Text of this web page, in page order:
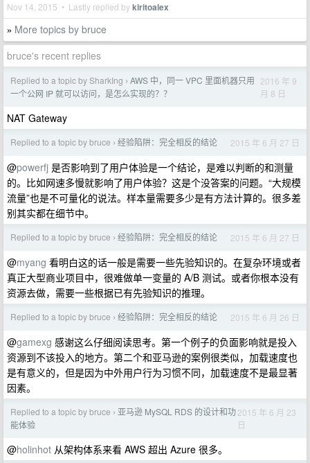
Nov 14, 2015 • Lastly replied bykiritoalex
» More topics by bruce
bruce's recent replies
Replied to a topic by SharkIng › AWS 中，同一 VPC 里面机器只用
一个公网 IP 就可以访问，是怎么实现的？？
2016 年 9
月 8 日
NAT Gateway
Replied to a topic by bruce › 经验陷阱：完全相反的结论 2015 年 6 月 27 日
@powerfj 是否影响到了用户体验是一个结论，是难以判断的和测量
的。比如网速多慢就影响了用户体验？这是个没答案的问题。“大规模
流量”也是不可量化的说法。样本量需要多少是有方法计算的。很多差
别其实都在细节中。
Replied to a topic by bruce › 经验陷阱：完全相反的结论 2015 年 6 月 27 日
@myang 看明白这的话一般是需要一些先验知识的。在复杂环境或者
真正大型商业项目中，很难做单一变量的 A/B 测试。或者你根本没有
资源去做，需要一些根据已有先验知识的推理。
Replied to a topic by bruce › 经验陷阱：完全相反的结论 2015 年 6 月 26 日
@gamexg 感谢这么仔细阅读思考。第一个例子的负面影响就是投入
资源到不该投入的地方。第二个和亚马逊的案例很类似，加载速度也
是有意义的，但是因为中外用户行为习惯不同，加载速度不是最显著
因素。
Replied to a topic by bruce › 亚马逊 MySQL RDS 的设计和功
能体验
2015 年 6 月 23
日
@holinhot 从架构体系来看 AWS 超出 Azure 很多。